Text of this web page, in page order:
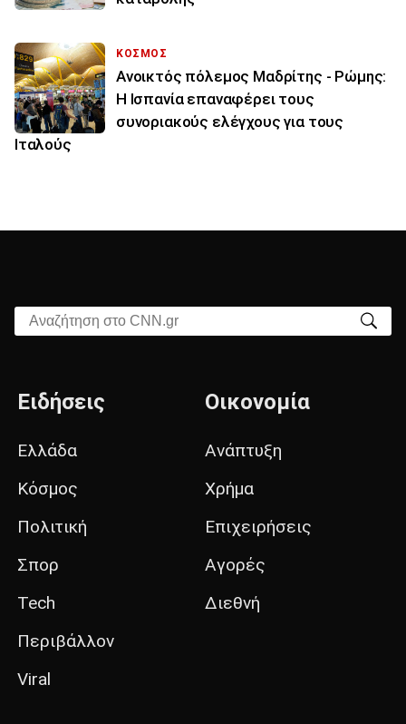
ΚΟΣΜΟΣ
Ανοικτός πόλεμος Μαδρίτης - Ρώμης:
Η Ισπανία επαναφέρει τους
συνοριακούς ελέγχους για τους
Ιταλούς
Αναζήτηση στο CNN.gr
Ειδήσεις
Ελλάδα
Κόσμος
Πολιτική
Σπορ
Tech
Περιβάλλον
Viral
Οικονομία
Ανάπτυξη
Χρήμα
Επιχειρήσεις
Αγορές
Διεθνή